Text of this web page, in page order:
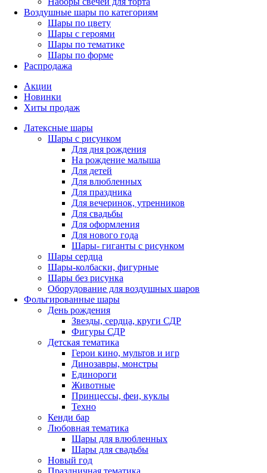
Воздушные шары по категориям
Шары по цвету
Шары с героями
Шары по тематике
Шары по форме
Распродажа
Акции
Новинки
Хиты продаж
Латексные шары
Шары с рисунком
Для дня рождения
На рождение малыша
Для детей
Для влюбленных
Для праздника
Для вечеринок, утренников
Для свадьбы
Для оформления
Для нового года
Шары- гиганты с рисунком
Шары сердца
Шары-колбаски, фигурные
Шары без рисунка
Оборудование для воздушных шаров
Фольгированные шары
День рождения
Звезды, сердца, круги СДР
Фигуры СДР
Детская тематика
Герои кино, мультов и игр
Динозавры, монстры
Единороги
Животные
Принцессы, феи, куклы
Техно
Кенди бар
Любовная тематика
Шары для влюбленных
Шары для свадьбы
Новый год
Праздничная тематика